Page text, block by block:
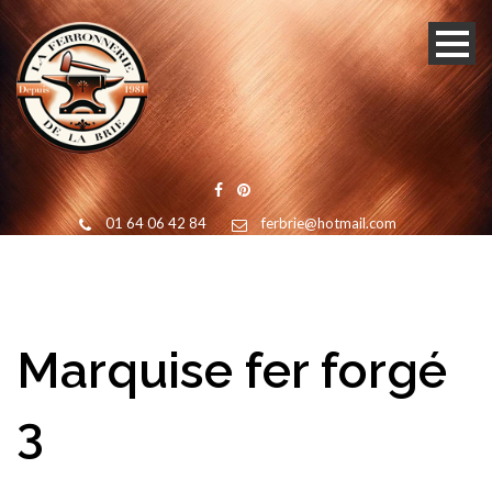
01 64 06 42 84 ferbrie@hotmail.com
Marquise fer forgé
3